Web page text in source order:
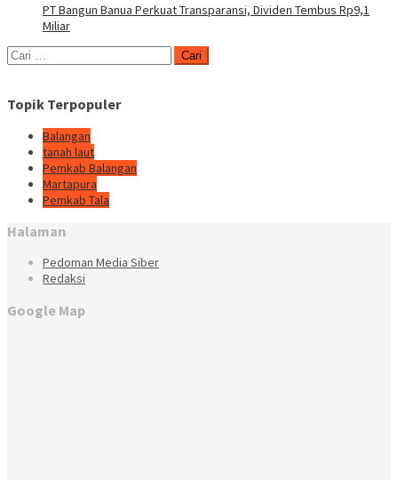
PT Bangun Banua Perkuat Transparansi, Dividen Tembus Rp9,1
Miliar
Cari
untuk:
Topik Terpopuler
Balangan
tanah laut
Pemkab Balangan
Martapura
Pemkab Tala
Halaman
Pedoman Media Siber
Redaksi
Google Map